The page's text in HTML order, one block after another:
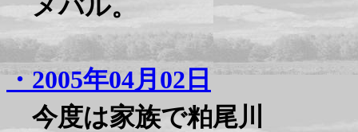
メバル。
・2005年04月02日
今度は家族で粕尾川